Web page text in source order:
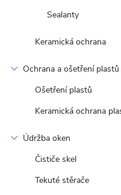
Sealanty
Keramická ochrana
Ochrana a ošetření plastů
Ošetření plastů
Keramická ochrana
Údržba oken
Čističe skel
Tekuté stěrače